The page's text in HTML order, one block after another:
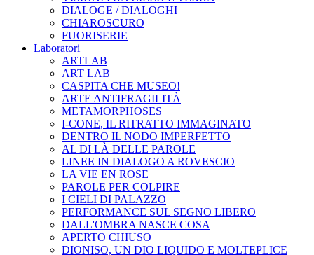
DIALOGE / DIALOGHI
CHIAROSCURO
FUORISERIE
Laboratori
ARTLAB
ART LAB
CASPITA CHE MUSEO!
ARTE ANTIFRAGILITÀ
METAMORPHOSES
I-CONE, IL RITRATTO IMMAGINATO
DENTRO IL NODO IMPERFETTO
AL DI LÀ DELLE PAROLE
LINEE IN DIALOGO A ROVESCIO
LA VIE EN ROSE
PAROLE PER COLPIRE
I CIELI DI PALAZZO
PERFORMANCE SUL SEGNO LIBERO
DALL'OMBRA NASCE COSA
APERTO CHIUSO
DIONISO, UN DIO LIQUIDO E MOLTEPLICE